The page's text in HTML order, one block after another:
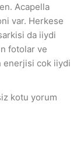
Acapella
var. Herkese
da iiydi
fotolar ve
enerjisi cok iiydi
kotu yorum